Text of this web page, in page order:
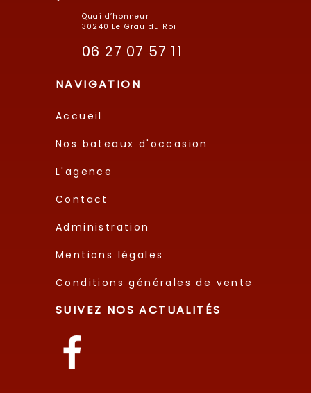
Quai d’honneur
30240 Le Grau du Roi
06 27 07 57 11
NAVIGATION
Accueil
Nos bateaux d'occasion
L'agence
Contact
Administration
Mentions légales
Conditions générales de vente
SUIVEZ NOS ACTUALITÉS